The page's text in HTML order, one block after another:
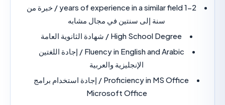
1-2 years of experience in a similar field / خبرة من
سنة إلى سنتين في مجال مشابه
High School Degree / شهادة الثانوية العامة
Fluency in English and Arabic / إجادة اللغتين
الإنجليزية والعربية
Proficiency in MS Office / إجادة استخدام برامج
Microsoft Office